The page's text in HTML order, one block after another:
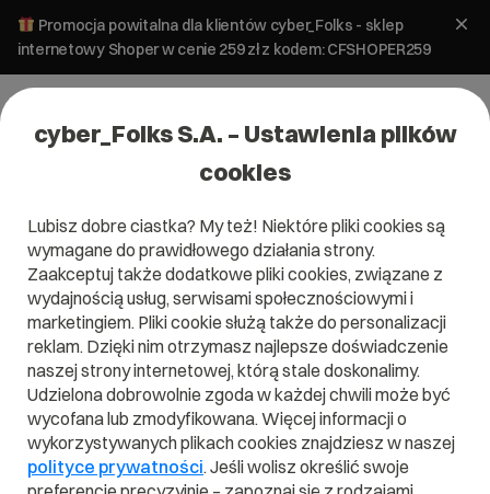
Promocja powitalna dla klientów cyber_Folks - sklep
internetowy Shoper w cenie 259 zł z kodem: CFSHOPER259
Hosting
Automatyzacja marketingu w
WordPressie. Przykłady, które
możesz wdrożyć
12 czerwca 2026 ok.7min
cyber_Folks S.A. – Ustawienia plików
cookies
Lubisz dobre ciastka? My też! Niektóre pliki cookies są
wymagane do prawidłowego działania strony.
Zaakceptuj także dodatkowe pliki cookies, związane z
wydajnością usług, serwisami społecznościowymi i
marketingiem. Pliki cookie służą także do personalizacji
reklam. Dzięki nim otrzymasz najlepsze doświadczenie
naszej strony internetowej, którą stale doskonalimy.
Udzielona dobrowolnie zgoda w każdej chwili może być
wycofana lub zmodyfikowana. Więcej informacji o
wykorzystywanych plikach cookies znajdziesz w naszej
polityce prywatności. Jeśli wolisz określić swoje